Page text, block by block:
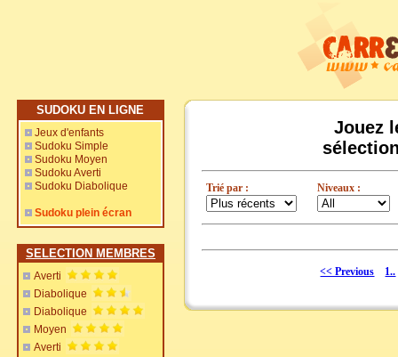
SUDOKU EN LIGNE
Jeux d'enfants
Sudoku Simple
Sudoku Moyen
Sudoku Averti
Sudoku Diabolique
Sudoku plein écran
SELECTION MEMBRES
Averti
Diabolique
Diabolique
Moyen
Averti
Jouez
Trié par : Niveaux :
<< Previous 1..